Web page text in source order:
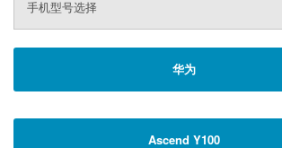
手机型号选择
华为
Ascend Y100